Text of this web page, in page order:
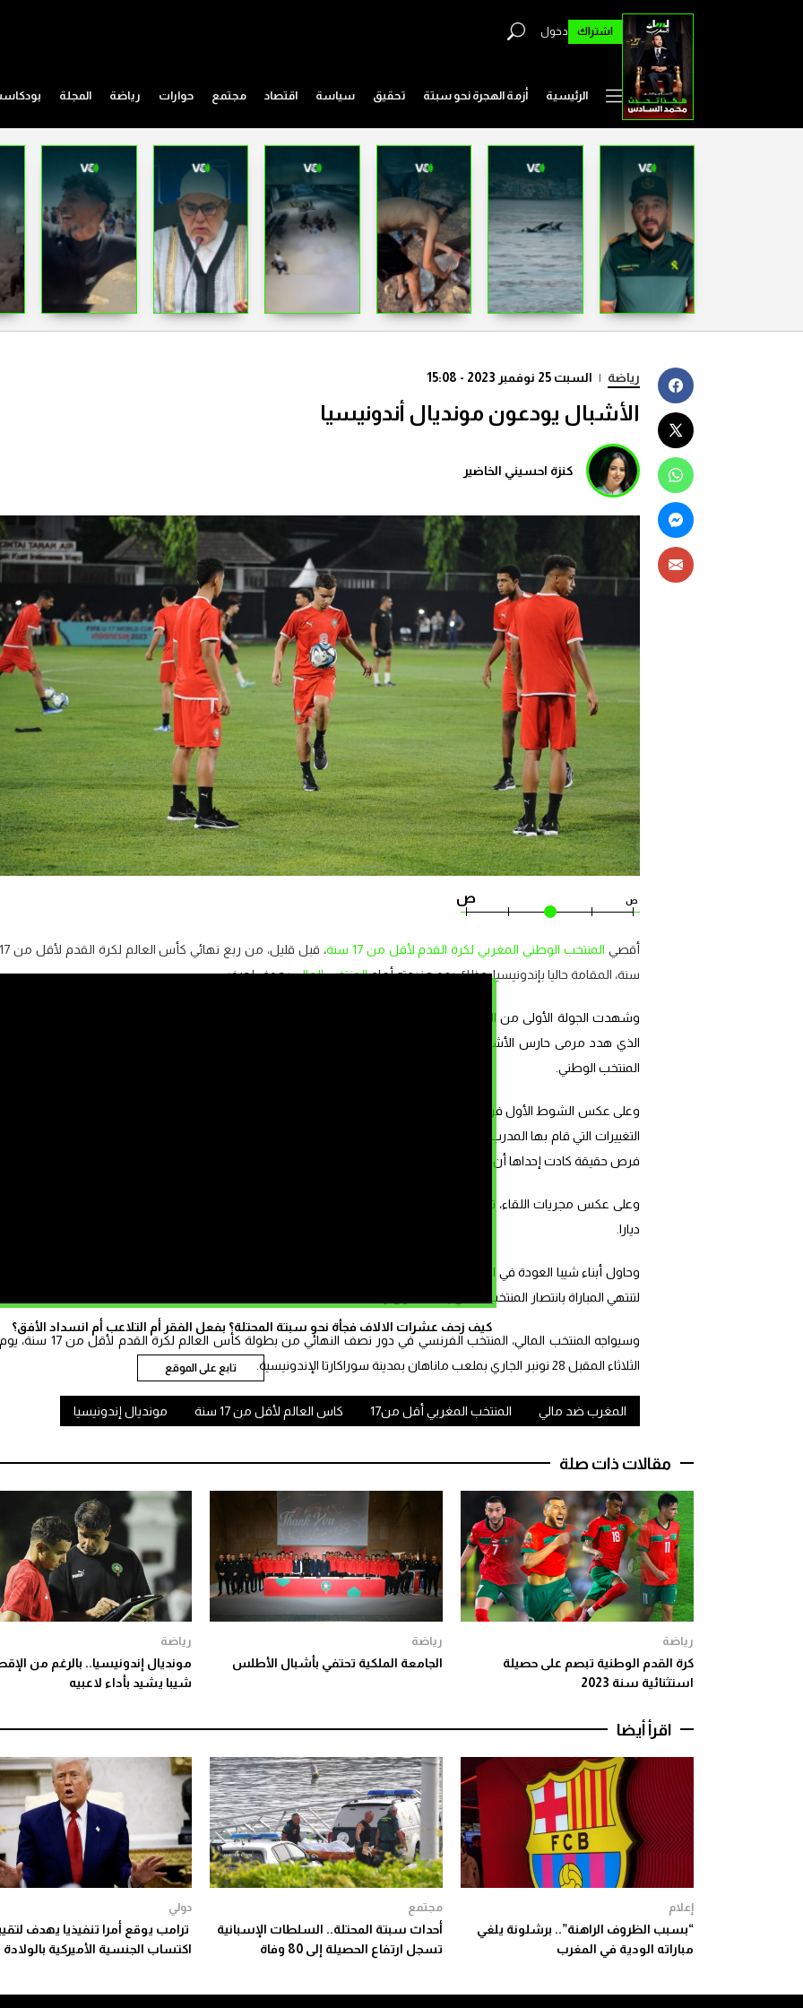
اشتراك دخول
الرئيسية أزمة الهجرة نحو سبتة تحقيق سياسة اقتصاد مجتمع حوارات رياضة المجلة
كيف زحف عشرات الالاف فجأة نحو سبتة المحتلة؟ بفعل الفقر أم التلاعب أم انسداد الأفق؟
تابع على الموقع
رياضة | السبت 25 نوفمبر 2023 - 15:08
الأشبال يودعون مونديال أندونيسيا
كنزة احسيني الخاضير
ص ص
أقصي المنتخب الوطني المغربي لكرة القدم لأقل من 17 سنة
، قبل قليل، من ربع نهائي كأس العالم لكرة القدم لأقل من 17
سنة، المقامة حاليا بإندونيسيا، وذلك بعد هزيمته أمامالمنتخب الماليبهدف لصفر.
وشهدت الجولة الأولى من المقابلة، التي أجريت بملعب مانهانا بمدينة سوراكارتا الأندونسية، سيطرة واضحة للمنتخب المالي،
الذي هدد مرمى حارس الأشبال طه بنغوزيل في أكثر من مناسبة، كاد من خلالها أن يسجل هدف السبق لولا يقظة دفاع
المنتخب الوطني.
وعلى عكس الشوط الأول فرض المنتخب الوطني المغربي سيطرته في الجولة الثانية، واستطاع التحكم في مجريات المباراة، بعد
التغييرات التي قام بها المدرب الوطني سعيد شيبا بإدخاله لكل من آدم بوفندر، وأيمن ناير ونسيم عزاوزي، الذين استطاعوا خلق
فرص حقيقة كادت إحداها أن تترجم على هدف عن طريق النجم الصاعد محمد حموني.
ديارا.
وحاول أبناء شيبا العودة في المباراة عبر عدة محاولات، إلا أن ضيق الوقت لم يسعف العناصر الوطنية في إدراك هدف التعادل،
لتنتهي المباراة بانتصار المنتخب المالي بهدف دون رد.
وسيواجه المنتخب المالي، المنتخب الفرنسي في دور نصف النهائي من بطولة كأس العالم لكرة القدم لأقل من 17 سنة، يوم
الثلاثاء المقبل 28 نونبر الجاري بملعب ماناهان بمدينة سوراكارتا الإندونيسية.
المغرب ضد مالي المنتخب المغربي أقل من17 كاس العالم لأقل من 17 سنة مونديال إندونيسيا
مقالات ذات صلة
رياضة
كرة القدم الوطنية تبصم على حصيلة
استثنائية سنة 2023
رياضة
الجامعة الملكية تحتفي بأشبال الأطلس
رياضة
مونديال إندونيسيا.. بالرغم من
شيبا يشيد بأداء لاعبيه
اقرأ أيضا
إعلام
“بسبب الظروف الراهنة”.. برشلونة يلغي
مباراته الودية في المغرب
مجتمع
أحداث سبتة المحتلة.. السلطات الإسبانية
تسجل ارتفاع الحصيلة إلى 80 وفاة
دولي
ترامب يوقع أمرا تنفيذيا يهدف
اكتساب الجنسية الأميركية بالولادة